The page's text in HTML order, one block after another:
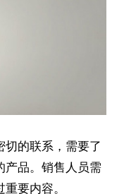
切的联系，需要了
产品。销售人员需
要内容。